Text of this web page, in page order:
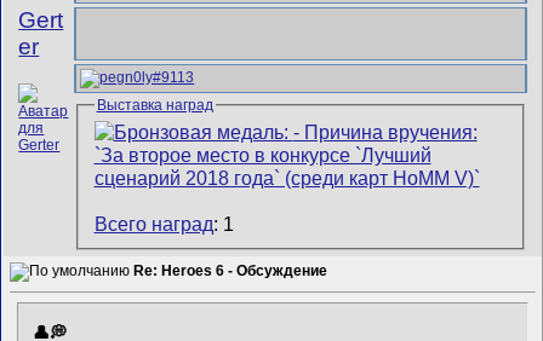
Gert
er
Выставка наград
Всего наград: 1
Re: Heroes 6 - Обсуждение